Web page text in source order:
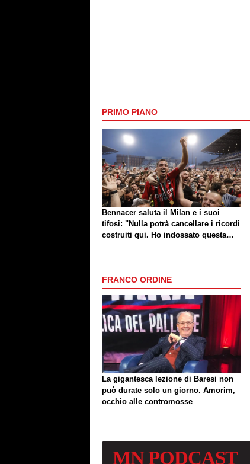
PRIMO PIANO
Bennacer saluta il Milan e i suoi
tifosi: "Nulla potrà cancellare i ricordi
costruiti qui. Ho indossato questa
FRANCO ORDINE
La gigantesca lezione di Baresi non
può durate solo un giorno. Amorim,
occhio alle contromosse
MNPODCAST